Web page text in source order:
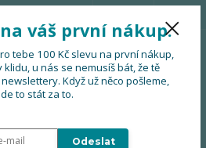
Menu
0 Kč
v jednom
na váš první nákup.
tebe 100 Kč slevu na první nákup,
klidu, u nás se nemusíš bát, že tě
Když už něco pošleme,
to stát za to.
Odeslat